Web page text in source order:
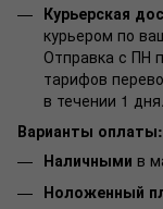
Курьерская
курьером по
Отправка с ПН
тарифов
в течении 1 дня.
Варианты оплаты:
Наличными в
Ноложенный